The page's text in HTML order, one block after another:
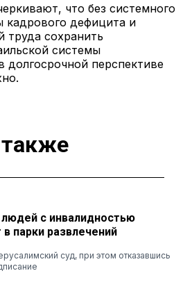
что без системного
кадрового дефицита и
труда сохранить
системы
долгосрочной перспективе
с инвалидностью
парки развлечений
суд, при этом отказавшись